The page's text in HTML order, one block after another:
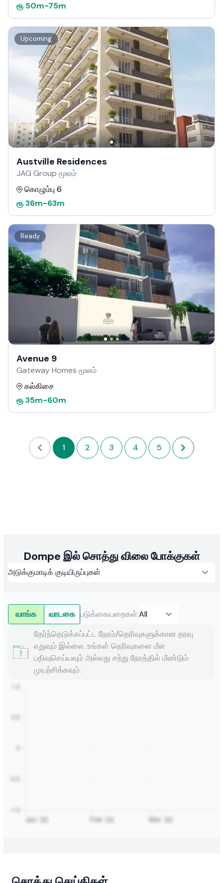
ரூ 50m-75m
Upcoming
Austville Residences
JAG Group மூலம்
கொழும்பு 6
ரூ36m-63m
Ready
Avenue 9
Gateway Homes மூலம்
கல்கிசை
ரூ35m-60m
1 2 3 4 5
Sri Lanka இல் சொத்து விலை போக்குகள்
வாங்க வாடகை படுக்கையறைகள்:
தேர்ந்தெடுக்கப்பட்ட நேரம்/தெரிவுகளுக்கான தரவு
எதுவும் இல்லை. உங்கள் தெரிவுகளை மீள
பதிவுசெய்யவும் அல்லது சற்று நேரத்தில் மீண்டும்
முயற்சிக்கவும்.